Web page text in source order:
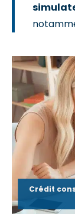
Crédit